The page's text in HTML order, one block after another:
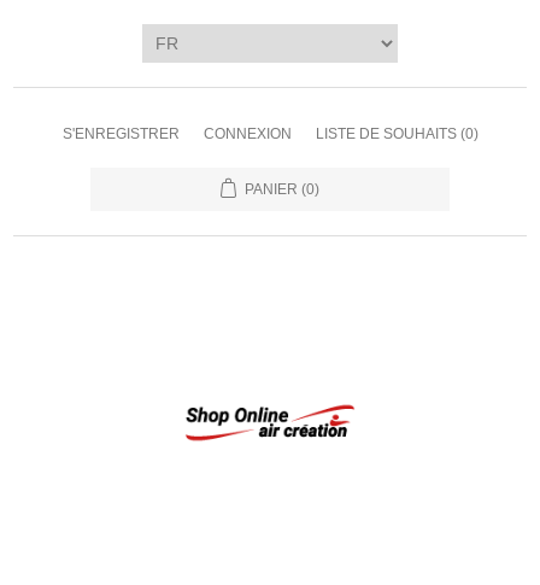
S'ENREGISTRER CONNEXION LISTE DE SOUHAITS (0)
PANIER (0)